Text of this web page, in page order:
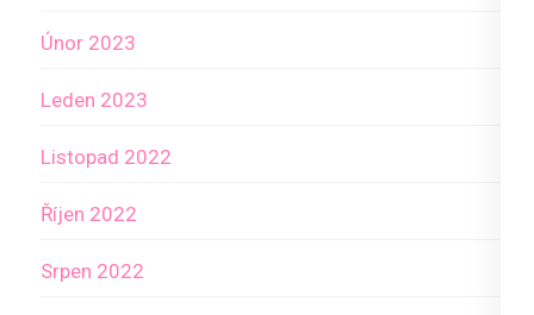
Únor 2023
Leden 2023
Listopad 2022
Říjen 2022
Srpen 2022